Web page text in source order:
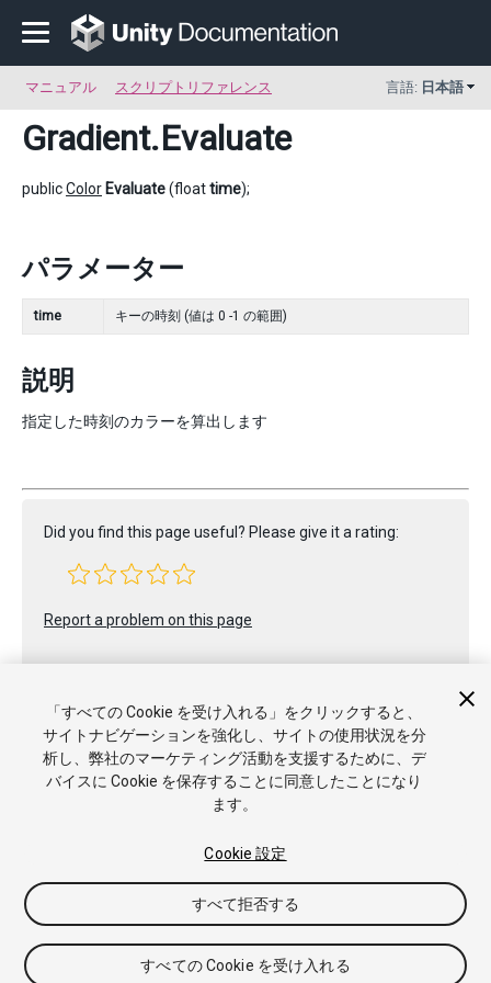
マニュアル スクリプトリファレンス 言語: 日本語
Gradient.Evaluate
publicColor Evaluate(floattime);
パラメーター
time キーの時刻 (値は 0 -1 の範囲)
説明
指定した時刻のカラーを算出します
Did you find this page useful? Please give it a rating:
Report a problem on this page
Copyright © 2019 Unity Technologies. Publication 2018.4
ナレッジベース
私の個人情報を販売または共有しない
Cookie 優先設定
「すべての Cookie を受け入れる」をクリックすると、
サイトナビゲーションを強化し、サイトの使用状況を分
析し、弊社のマーケティング活動を支援するために、デ
バイスに Cookie を保存することに同意したことになり
ます。
Cookie 設定
すべて拒否する
すべての Cookie を受け入れる